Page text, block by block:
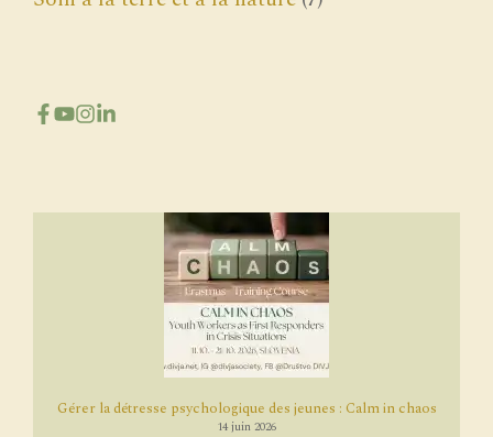
Gérer la détresse psychologique des jeunes : Calm in chaos
14 juin 2026